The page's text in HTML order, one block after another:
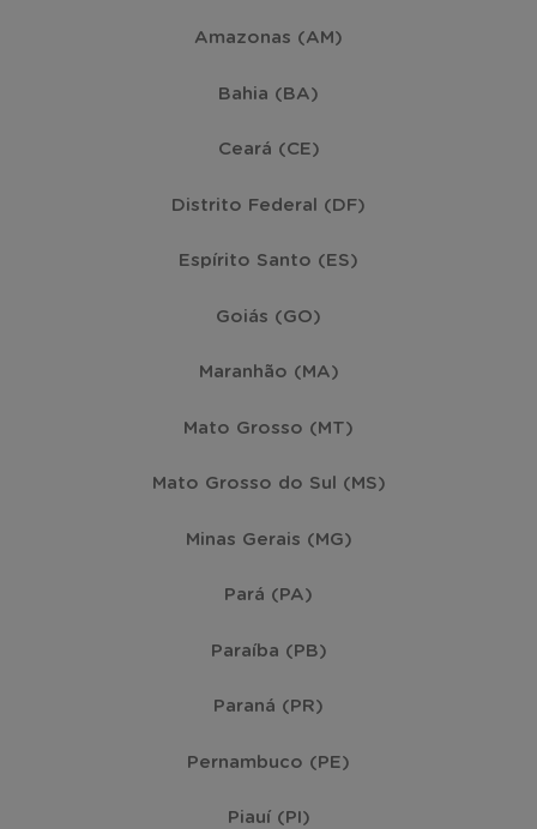
Amazonas (AM)
Bahia (BA)
Ceará (CE)
Distrito Federal (DF)
Espírito Santo (ES)
Goiás (GO)
Maranhão (MA)
Mato Grosso (MT)
Mato Grosso do Sul (MS)
Minas Gerais (MG)
Pará (PA)
Paraíba (PB)
Paraná (PR)
Pernambuco (PE)
Piauí (PI)